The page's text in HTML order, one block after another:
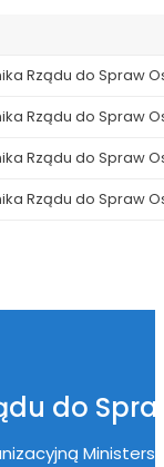
Rządu do Spraw
Rządu do Spraw
Rządu do Spraw
Rządu do Spraw
do